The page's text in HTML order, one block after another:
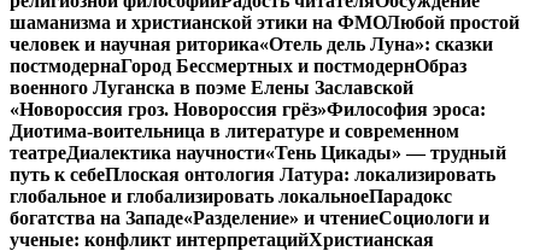
шаманизма и христианской этики на ФМОЛюбой простой
человек и научная риторика«Отель дель Луна»: сказки
постмодернаГород Бессмертных и постмодернОбраз
военного Луганска в поэме Елены Заславской
«Новороссия гроз. Новороссия грёз»Философия эроса:
Диотима-воительница в литературе и современном
театреДиалектика научности«Тень Цикады» — трудный
путь к себеПлоская онтология Латура: локализировать
глобальное и глобализировать локальноеПарадокс
богатства на Западе«Разделение» и чтениеСоциологи и
ученые: конфликт интерпретацийХристианская